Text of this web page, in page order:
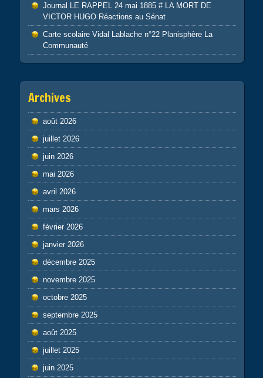
Journal LE RAPPEL 24 mai 1885 # LA MORT DE
VICTOR HUGO Réactions au Sénat
Carte scolaire Vidal Lablache n°22 Planisphère La
Communauté
Archives
août 2026
juillet 2026
juin 2026
mai 2026
avril 2026
mars 2026
février 2026
janvier 2026
décembre 2025
novembre 2025
octobre 2025
septembre 2025
août 2025
juillet 2025
juin 2025